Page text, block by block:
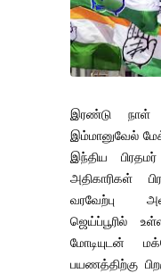
இரண்டு நாள்
இம்மானுவேல்
இந்திய
அதிகாரிகள்
வரவேற்பு
ஜெய்ப்பூரில்
மோடியுடன்
பயணத்திற்கு